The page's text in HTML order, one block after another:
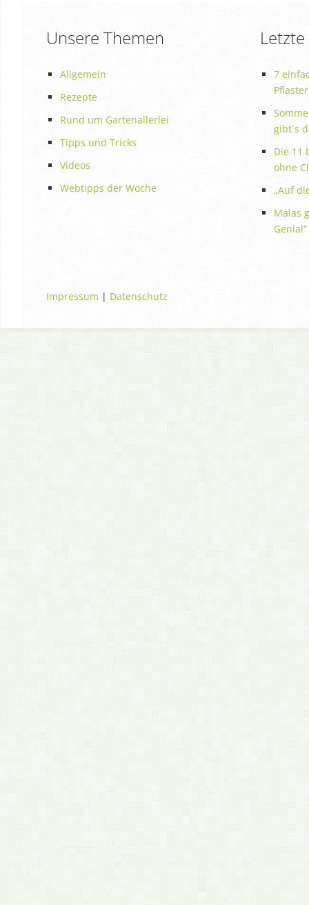
Unsere Themen
Allgemein
Rezepte
Rund um Gartenallerlei
Tipps und Tricks
Videos
Webtipps der Woche
7
gibt´s
Die 11
ohne
„Auf
Malas
Genial“
Impressum | Datenschutz